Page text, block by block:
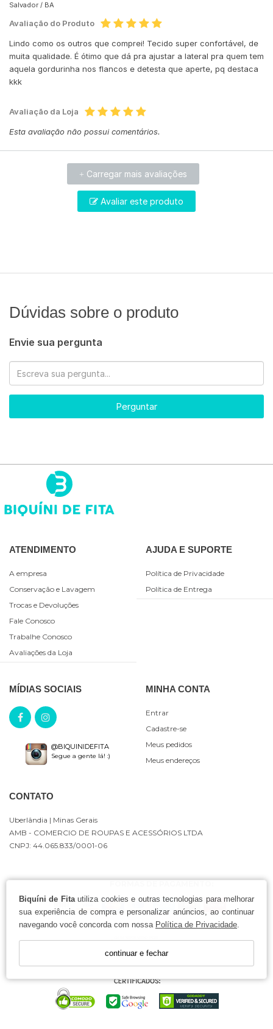
Biquíni de Fitautiliza cookies e outras tecnologias para melhorar
sua experiência de compra e personalizar anúncios, ao continuar
navegando você concorda com nossa Política de Privacidade.
continuar e fechar
Salvador / BA
Avaliação do Produto
Lindo como os outros que comprei! Tecido super confortável, de
muita qualidade. É ótimo que dá pra ajustar a lateral pra quem tem
aquela gordurinha nos flancos e detesta que aperte, pq destaca
kkk
Avaliação da Loja
Esta avaliação não possui comentários.
+ Carregar mais avaliações
Avaliar este produto
Dúvidas sobre o produto
Envie sua pergunta
Perguntar
ATENDIMENTO
A empresa
Conservação e Lavagem
Trocas e Devoluções
Fale Conosco
Trabalhe Conosco
Avaliações da Loja
AJUDA E SUPORTE
Política de Privacidade
Política de Entrega
MÍDIAS SOCIAIS
@BIQUINIDEFITA
Segue a gente lá! :)
MINHA CONTA
Entrar
Cadastre-se
Meus pedidos
Meus endereços
CONTATO
Uberlândia | Minas Gerais
AMB - COMERCIO DE ROUPAS E ACESSÓRIOS LTDA
CNPJ: 44.065.833/0001-06